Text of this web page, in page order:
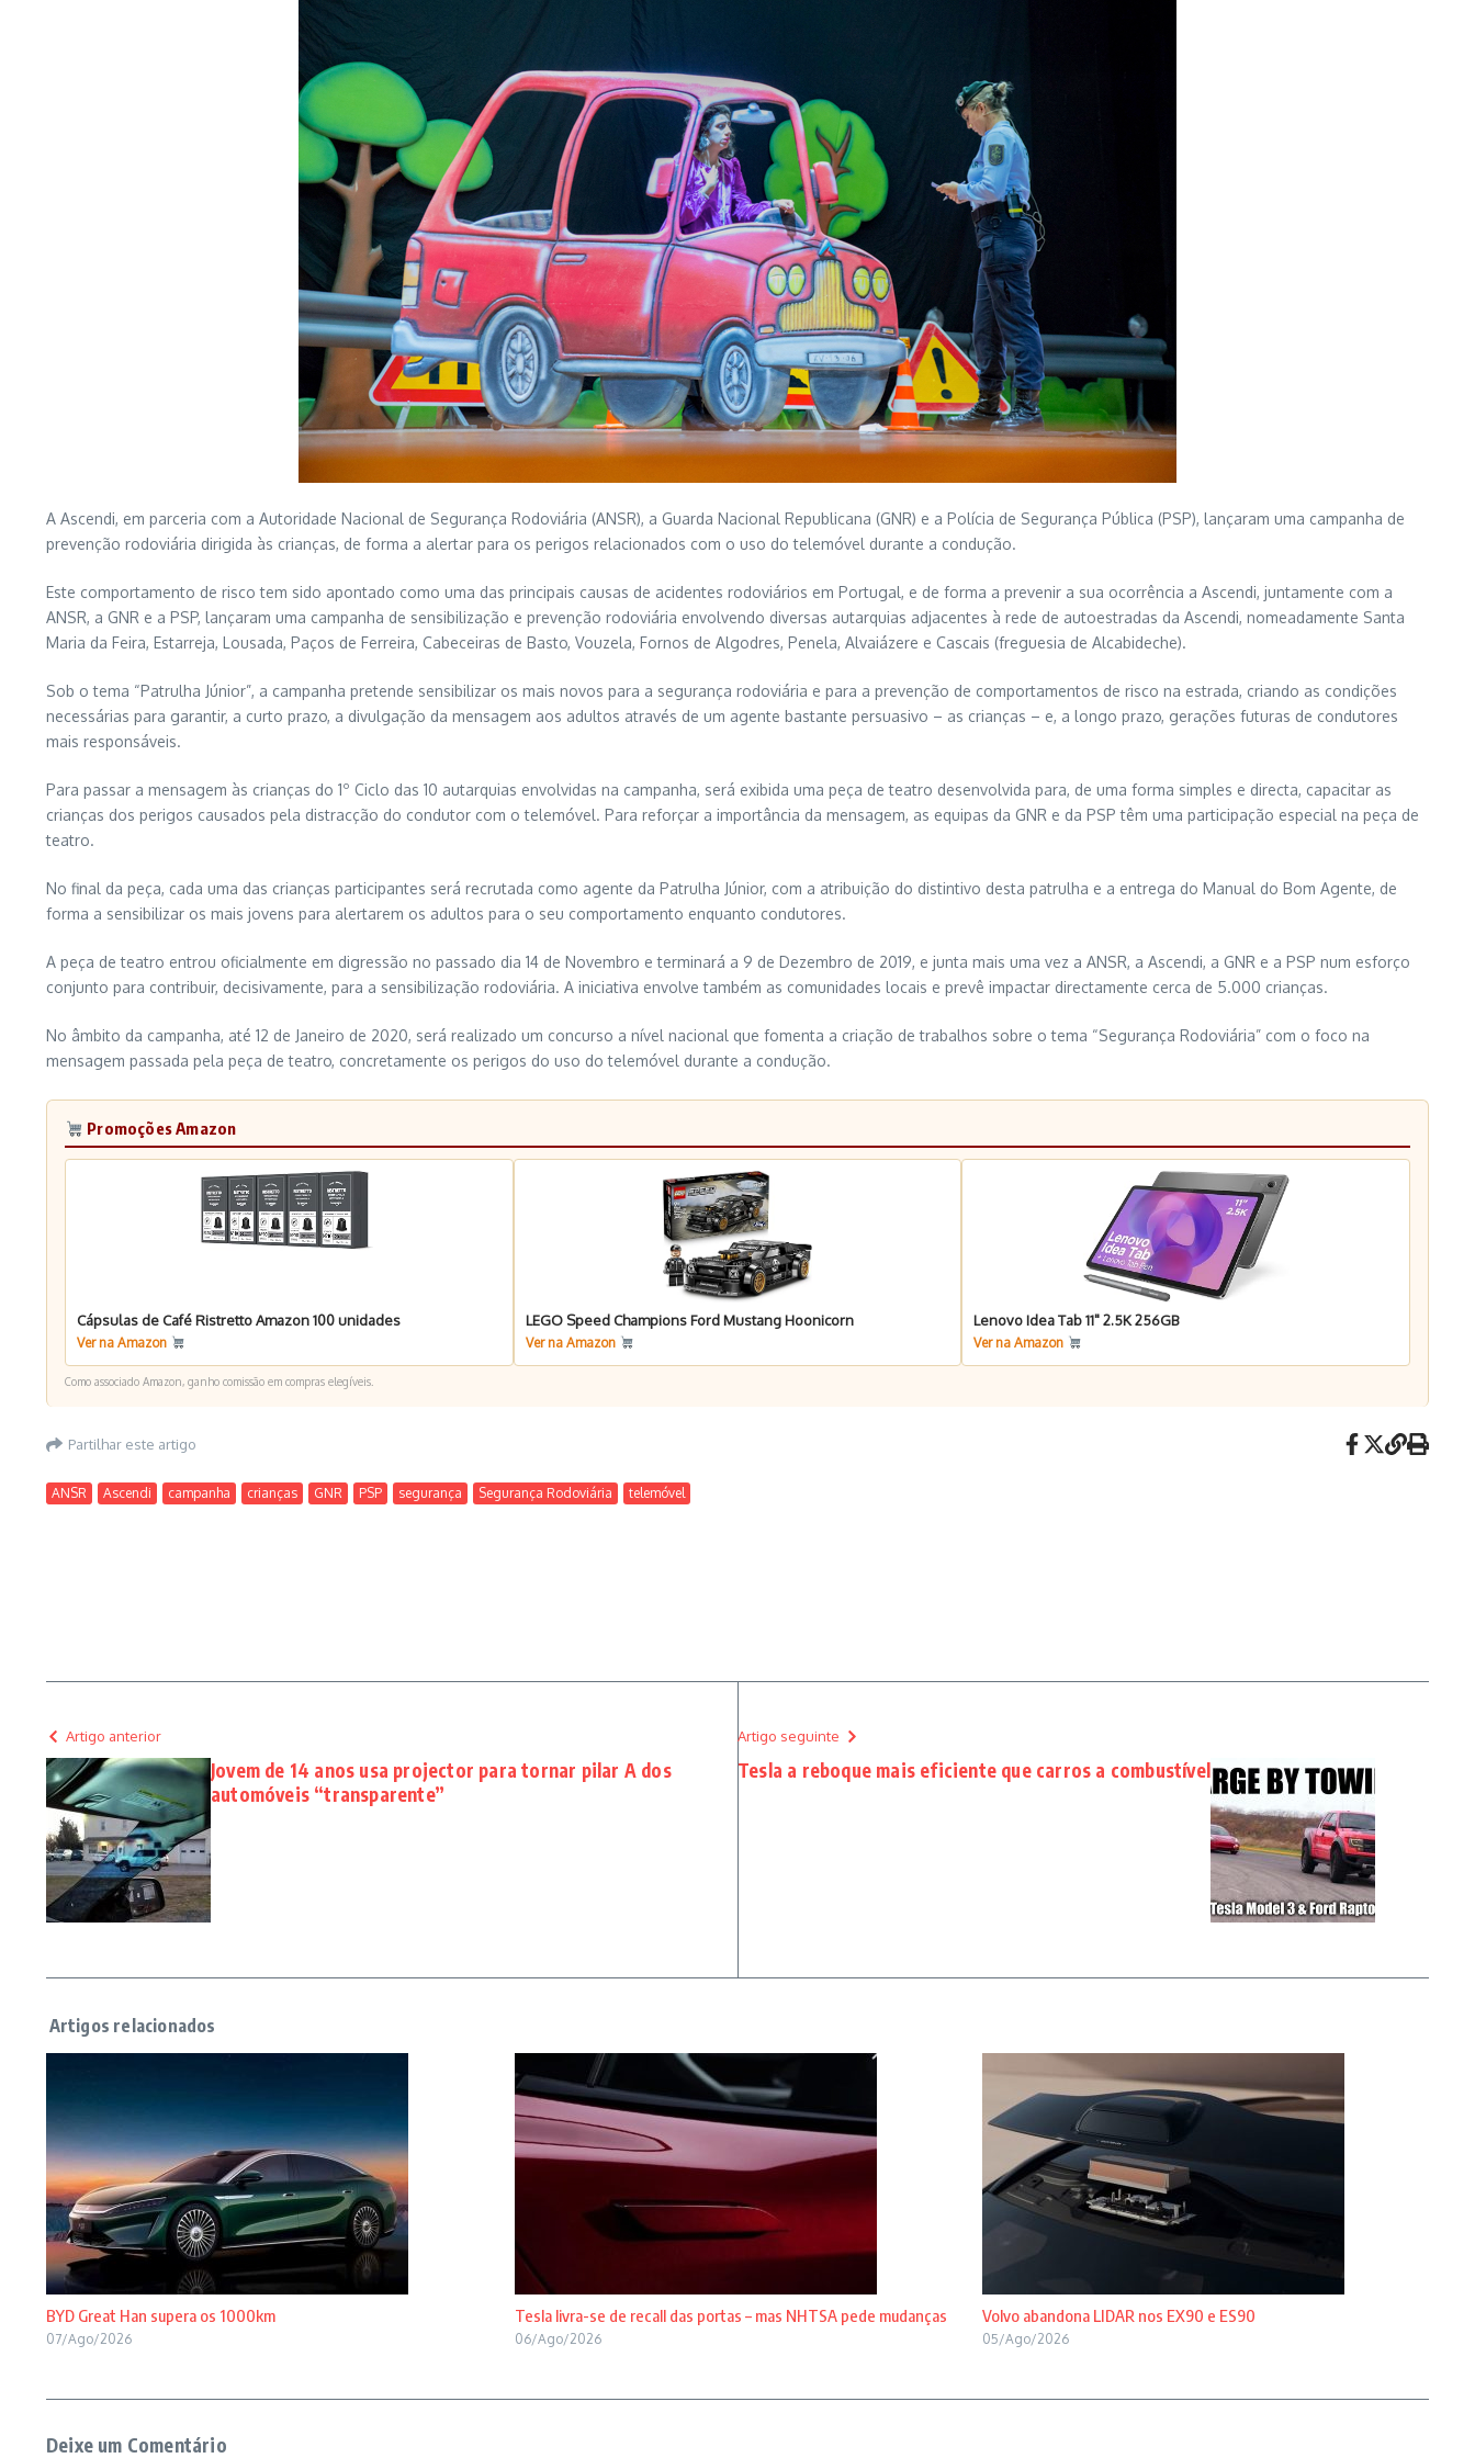
A Ascendi, em parceria com a Autoridade Nacional de Segurança Rodoviária (ANSR), a Guarda Nacional Republicana (GNR) e a Polícia de Segurança Pública (PSP), lançaram uma campanha de
prevenção rodoviária dirigida às crianças, de forma a alertar para os perigos relacionados com o uso do telemóvel durante a condução.
Este comportamento de risco tem sido apontado como uma das principais causas de acidentes rodoviários em Portugal, e de forma a prevenir a sua ocorrência a Ascendi, juntamente com a
ANSR, a GNR e a PSP, lançaram uma campanha de sensibilização e prevenção rodoviária envolvendo diversas autarquias adjacentes à rede de autoestradas da Ascendi, nomeadamente Santa
Maria da Feira, Estarreja, Lousada, Paços de Ferreira, Cabeceiras de Basto, Vouzela, Fornos de Algodres, Penela, Alvaiázere e Cascais (freguesia de Alcabideche).
Sob o tema “Patrulha Júnior”, a campanha pretende sensibilizar os mais novos para a segurança rodoviária e para a prevenção de comportamentos de risco na estrada, criando as condições
necessárias para garantir, a curto prazo, a divulgação da mensagem aos adultos através de um agente bastante persuasivo – as crianças – e, a longo prazo, gerações futuras de condutores
mais responsáveis.
Para passar a mensagem às crianças do 1º Ciclo das 10 autarquias envolvidas na campanha, será exibida uma peça de teatro desenvolvida para, de uma forma simples e directa, capacitar as
crianças dos perigos causados pela distracção do condutor com o telemóvel. Para reforçar a importância da mensagem, as equipas da GNR e da PSP têm uma participação especial na peça de
teatro.
No final da peça, cada uma das crianças participantes será recrutada como agente da Patrulha Júnior, com a atribuição do distintivo desta patrulha e a entrega do Manual do Bom Agente, de
forma a sensibilizar os mais jovens para alertarem os adultos para o seu comportamento enquanto condutores.
A peça de teatro entrou oficialmente em digressão no passado dia 14 de Novembro e terminará a 9 de Dezembro de 2019, e junta mais uma vez a ANSR, a Ascendi, a GNR e a PSP num esforço
conjunto para contribuir, decisivamente, para a sensibilização rodoviária. A iniciativa envolve também as comunidades locais e prevê impactar directamente cerca de 5.000 crianças.
No âmbito da campanha, até 12 de Janeiro de 2020, será realizado um concurso a nível nacional que fomenta a criação de trabalhos sobre o tema “Segurança Rodoviária” com o foco na
mensagem passada pela peça de teatro, concretamente os perigos do uso do telemóvel durante a condução.
Promoções Amazon
Cápsulas de Café Ristretto Amazon 100 unidades
Ver na Amazon
LEGO Speed Champions Ford Mustang Hoonicorn
Ver na Amazon
Lenovo Idea Tab 11" 2.5K 256GB
Ver na Amazon
Como associado Amazon, ganho comissão em compras elegíveis.
Partilhar este artigo
ANSR Ascendi campanha crianças GNR PSP segurança Segurança Rodoviária telemóvel
Artigo anterior
Jovem de 14 anos usa projector para tornar pilar A dos
automóveis “transparente”
Artigo seguinte
Tesla a reboque mais eficiente que carros a combustível
BYD Great Han supera os 1000km
07/Ago/2026
Tesla livra-se de recall das portas – mas NHTSA pede mudanças
06/Ago/2026
Volvo abandona LIDAR nos EX90 e ES90
05/Ago/2026
Deixe um Comentário